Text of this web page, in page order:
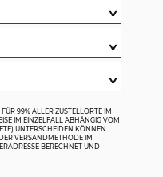
∨
∨
∨
99% ALLER ZUSTELLORTE IM
IM EINZELFALL ABHÄNGIG VOM
UNTERSCHEIDEN KÖNNEN W
VERSANDMETHODE IM B
BERECHNET UND A